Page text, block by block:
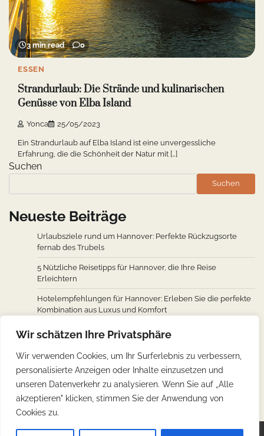
Wir schätzen Ihre Privatsphäre
Wir verwenden Cookies, um Ihr Surferlebnis zu verbessern,
personalisierte Anzeigen oder Inhalte einzusetzen und
unseren Datenverkehr zu analysieren. Wenn Sie auf „Alle
akzeptieren" klicken, stimmen Sie der Anwendung von
Cookies zu.
3 min read 0
ESSEN
Strandurlaub: Die Strände und kulinarischen
Genüsse von Elba Island
Yonca 25/05/2023
Ein Strandurlaub auf Elba Island ist eine unvergessliche
Erfahrung, die die Schönheit der Natur mit […]
Suchen
Suchen
Neueste Beiträge
Urlaubsziele rund um Hannover: Perfekte Rückzugsorte
fernab des Trubels
5 Nützliche Reisetipps für Hannover, die Ihre Reise
Erleichtern
Hotelempfehlungen für Hannover: Erleben Sie die perfekte
Kombination aus Luxus und Komfort
Wie man von den wichtigsten Städten weltweit nach
Hannover fliegt: Ein Überblick über Flugverbindungen
Hannovers kulinarische Reise: Unverzichtbare traditionelle
deutsche Köstlichkeiten